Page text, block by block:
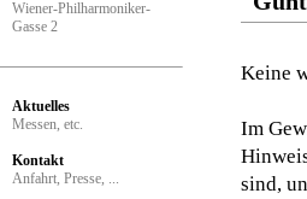
Wiener-Philharmoniker-
Gasse 2
Aktuelles
Messen, etc.
Kontakt
Anfahrt, Presse, ...
Keine
Im
sind,